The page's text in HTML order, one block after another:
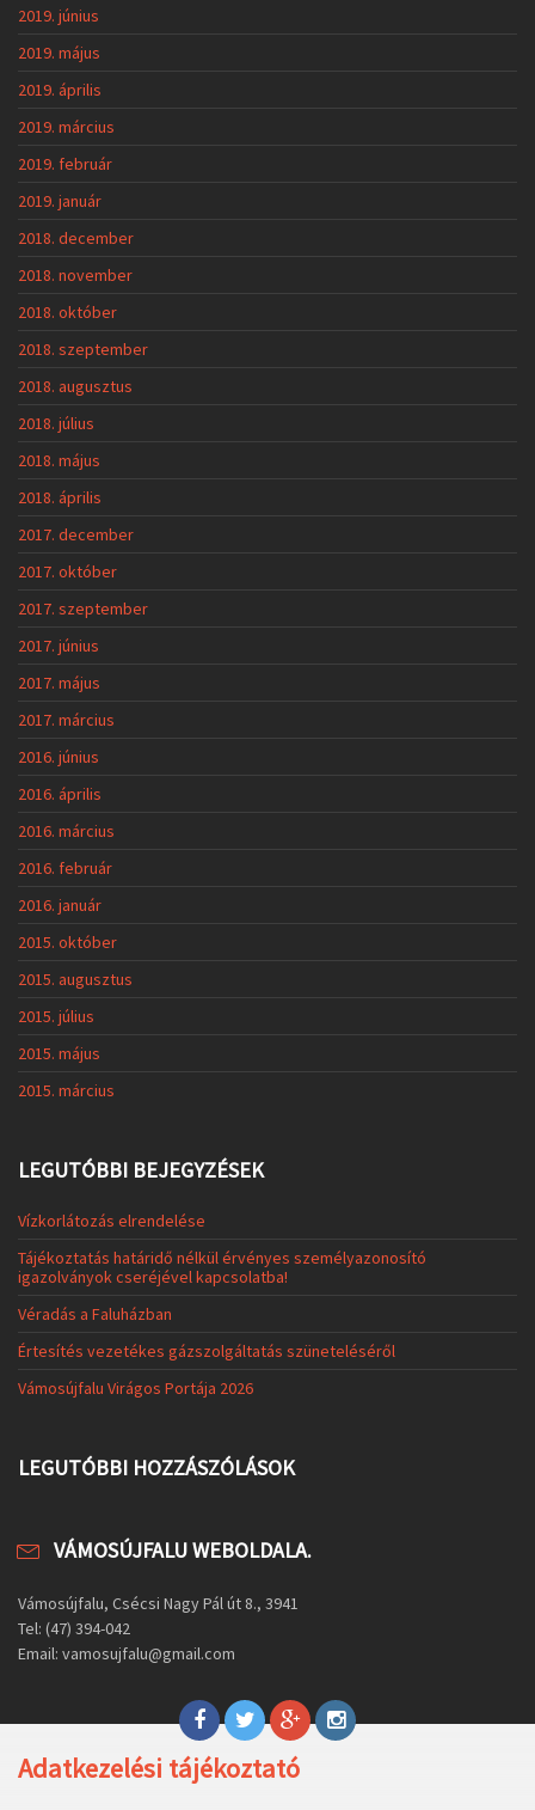
2019. június
2019. május
2019. április
2019. március
2019. február
2019. január
2018. december
2018. november
2018. október
2018. szeptember
2018. augusztus
2018. július
2018. május
2018. április
2017. december
2017. október
2017. szeptember
2017. június
2017. május
2017. március
2016. június
2016. április
2016. március
2016. február
2016. január
2015. október
2015. augusztus
2015. július
2015. május
2015. március
LEGUTÓBBI BEJEGYZÉSEK
Vízkorlátozás elrendelése
Tájékoztatás határidő nélkül érvényes személyazonosító
igazolványok cseréjével kapcsolatba!
Véradás a Faluházban
Értesítés vezetékes gázszolgáltatás szüneteléséről
Vámosújfalu Virágos Portája 2026
LEGUTÓBBI HOZZÁSZÓLÁSOK
VÁMOSÚJFALU WEBOLDALA.
Vámosújfalu, Csécsi Nagy Pál út 8., 3941
Tel: (47) 394-042
Email: vamosujfalu@gmail.com
Adatkezelési tájékoztató